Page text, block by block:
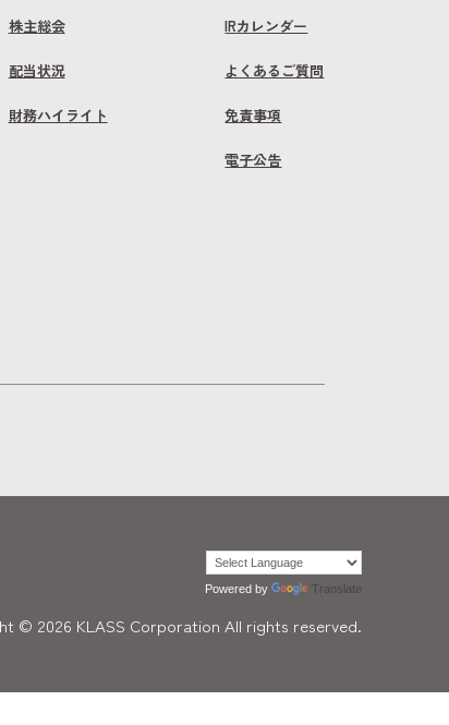
株主総会
配当状況
財務ハイライト
IRカレンダー
よくあるご質問
免責事項
電子公告
Powered by Translate
© 2026 KLASS Corporation All rights reserved.